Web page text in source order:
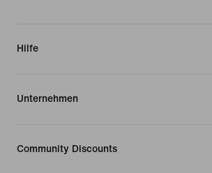
Hilfe
Unternehmen
Community Discounts